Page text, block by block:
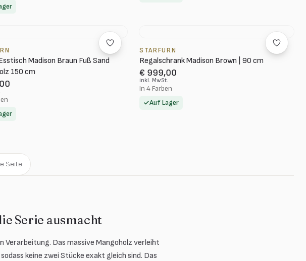
Madison Braun Fuß Sand
150 cm
STARFURN
Regalschrank Madison Brown | 90 cm
€ 999,00
inkl. MwSt.
In 4 Farben
Auf Lager
Seite
Serie ausmacht
Verarbeitung. Das massive Mangoholz verleiht
keine zwei Stücke exakt gleich sind. Das